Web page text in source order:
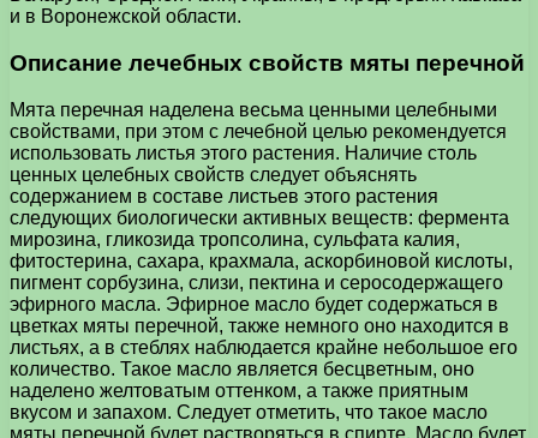
и в Воронежской области.
Описание лечебных свойств мяты перечной
Мята перечная наделена весьма ценными целебными
свойствами, при этом с лечебной целью рекомендуется
использовать листья этого растения. Наличие столь
ценных целебных свойств следует объяснять
содержанием в составе листьев этого растения
следующих биологически активных веществ: фермента
мирозина, гликозида тропсолина, сульфата калия,
фитостерина, сахара, крахмала, аскорбиновой кислоты,
пигмент сорбузина, слизи, пектина и серосодержащего
эфирного масла. Эфирное масло будет содержаться в
цветках мяты перечной, также немного оно находится в
листьях, а в стеблях наблюдается крайне небольшое его
количество. Такое масло является бесцветным, оно
наделено желтоватым оттенком, а также приятным
вкусом и запахом. Следует отметить, что такое масло
мяты перечной будет растворяться в спирте. Масло будет